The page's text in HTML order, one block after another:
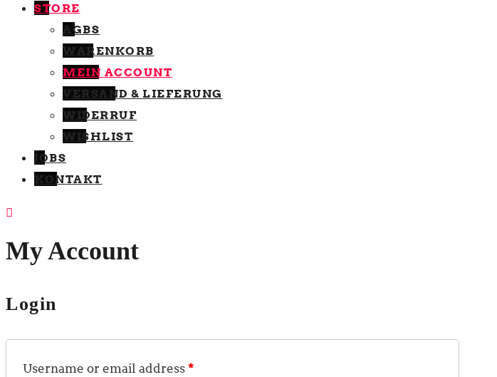
STORE
AGBS
WARENKORB
MEIN ACCOUNT
VERSAND & LIEFERUNG
WIDERRUF
WISHLIST
JOBS
KONTAKT
My Account
Login
Username or email address *